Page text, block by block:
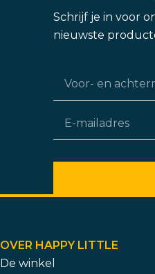
Schrijf je in voor
nieuwste
OVER HAPPY LITTLE
De winkel